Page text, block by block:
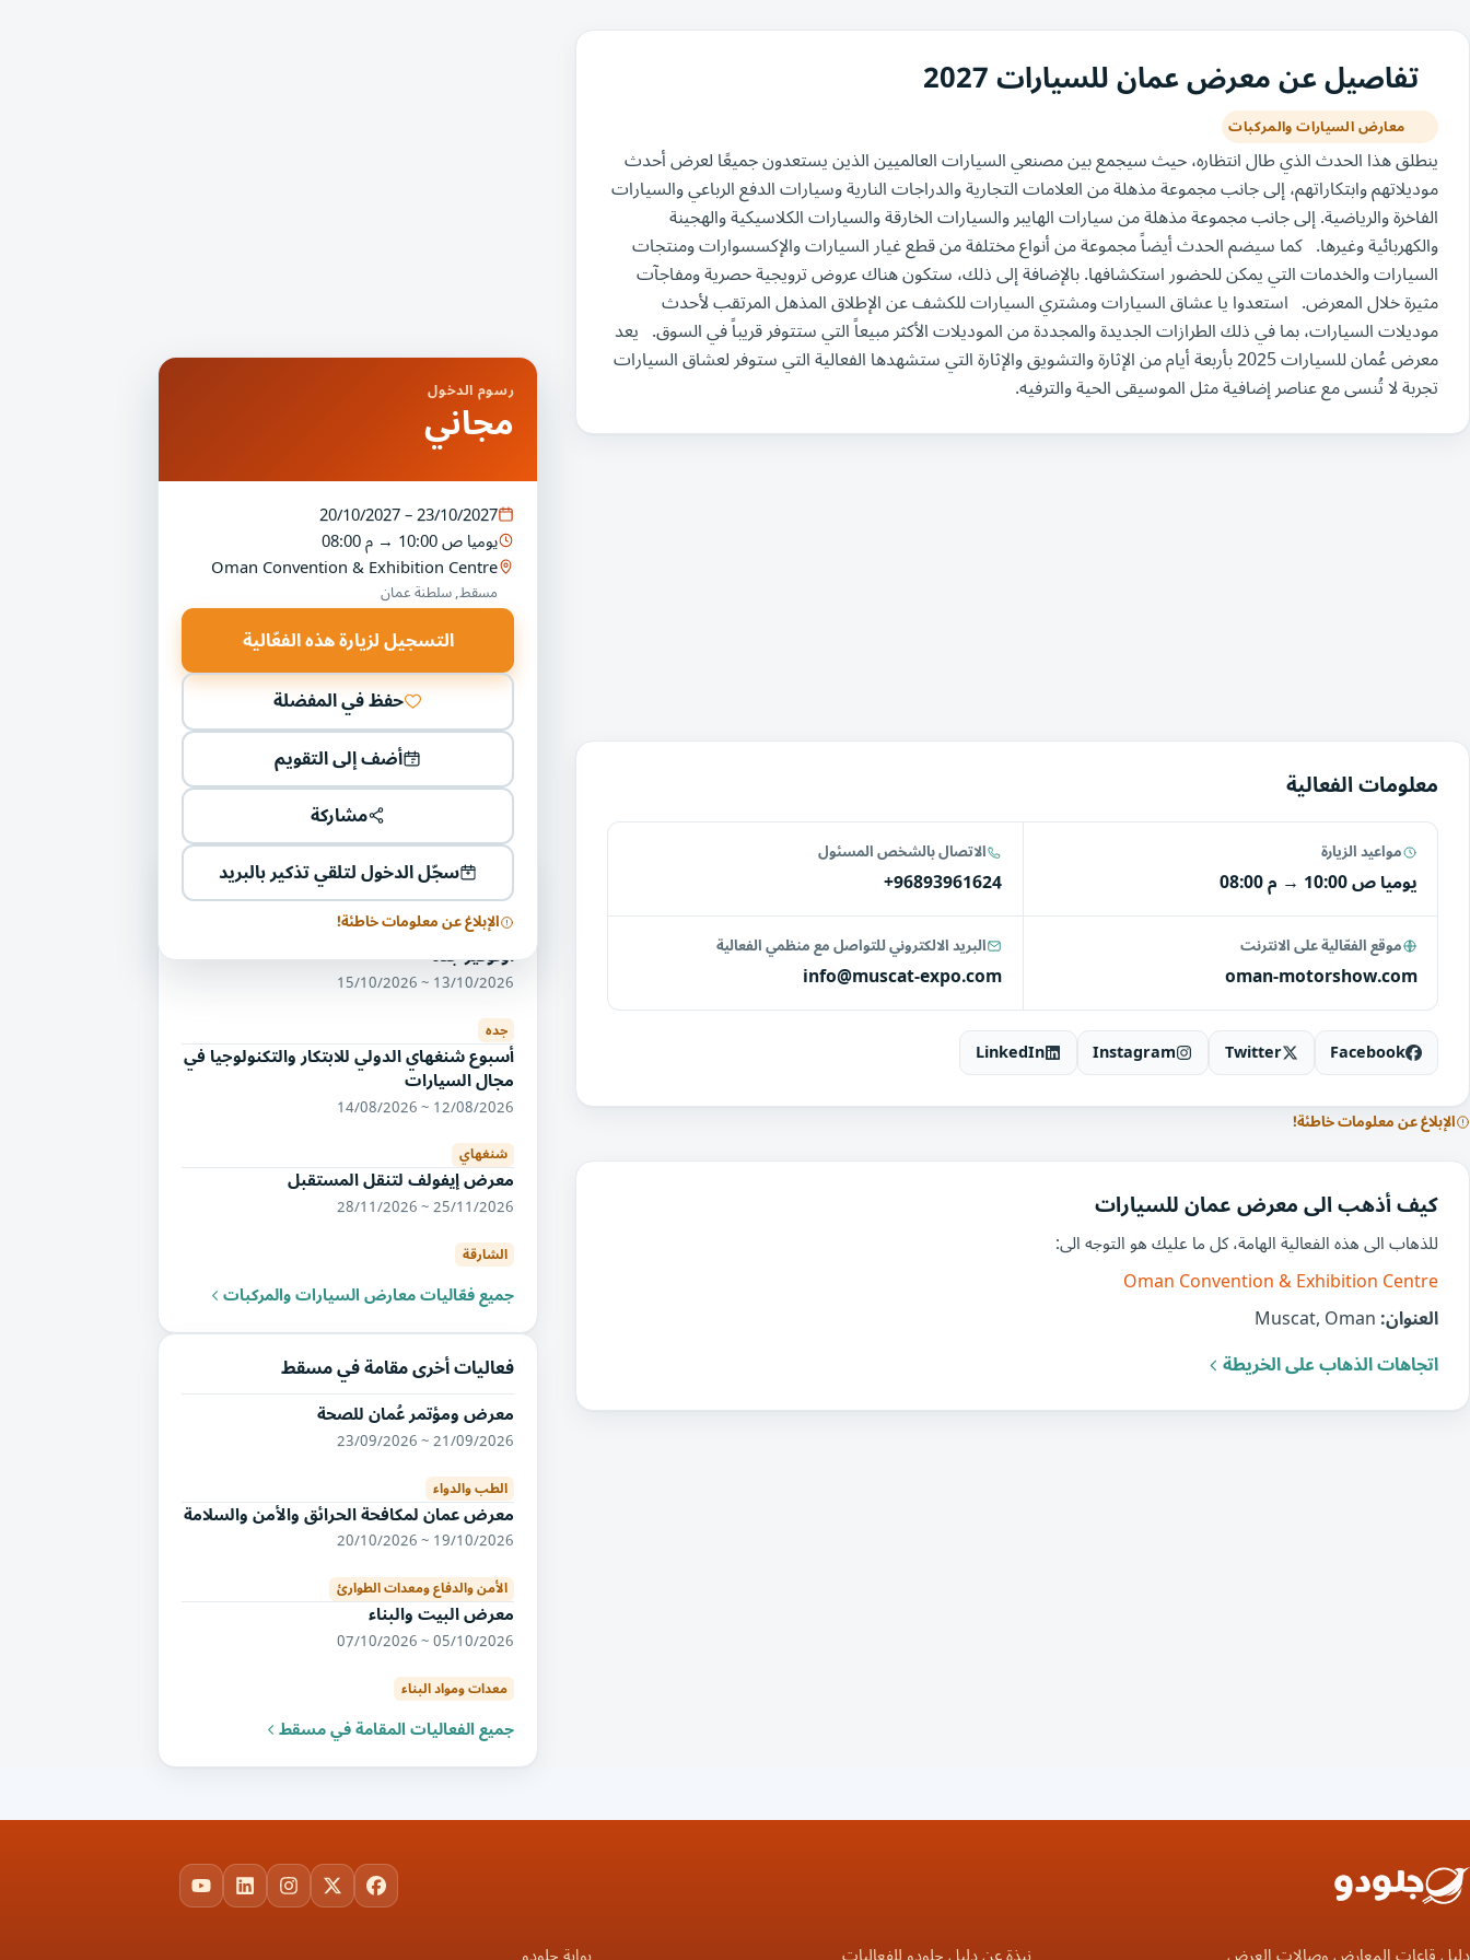
تفاصيل عن معرض عمان للسيارات 2027
معارض السيارات والمركبات
ينطلق هذا الحدث الذي طال انتظاره، حيث سيجمع بين مصنعي السيارات العالميين الذين يستعدون جميعًا لعرض أحدث
موديلاتهم وابتكاراتهم، إلى جانب مجموعة مذهلة من العلامات التجارية والدراجات النارية وسيارات الدفع الرباعي والسيارات
الفاخرة والرياضية. إلى جانب مجموعة مذهلة من سيارات الهايبر والسيارات الخارقة والسيارات الكلاسيكية والهجينة
والكهربائية وغيرها. كما سيضم الحدث أيضاً مجموعة من أنواع مختلفة من قطع غيار السيارات والإكسسوارات ومنتجات
السيارات والخدمات التي يمكن للحضور استكشافها. بالإضافة إلى ذلك، ستكون هناك عروض ترويجية حصرية ومفاجآت
مثيرة خلال المعرض. استعدوا يا عشاق السيارات ومشتري السيارات للكشف عن الإطلاق المذهل المرتقب لأحدث
موديلات السيارات، بما في ذلك الطرازات الجديدة والمجددة من الموديلات الأكثر مبيعاً التي ستتوفر قريباً في السوق. يعد
معرض عُمان للسيارات 2025 بأربعة أيام من الإثارة والتشويق والإثارة التي ستشهدها الفعالية التي ستوفر لعشاق السيارات
تجربة لا تُنسى مع عناصر إضافية مثل الموسيقى الحية والترفيه.
معلومات الفعالية
مواعيد الزيارة
يوميا10:00 ص → 08:00 م
الاتصال بالشخص المسئول
+96893961624
موقع الفعّالية على الانترنت
oman-motorshow.com
البريد الالكتروني للتواصل مع منظمي الفعالية
info@muscat-expo.com
Facebook
Twitter
Instagram
LinkedIn
الإبلاغ عن معلومات خاطئة!
كيف أذهب الى معرض عمان للسيارات
للذهاب الى هذه الفعالية الهامة، كل ما عليك هو التوجه الى:
Oman Convention & Exhibition Centre
العنوان:
اتجاهات الذهاب على الخريطة
رسوم الدخول
مجاني
20/10/2027 – 23/10/2027
يوميا10:00 ص →08:00 م
Oman Convention & Exhibition Centre
مسقط, سلطنة عمان
التسجيل لزيارة هذه الفعّالية
حفظ في المفضلة
أضف إلى التقويم
مشاركة
سجّل الدخول لتلقي تذكير بالبريد
الإبلاغ عن معلومات خاطئة!
فعاليات أخرى في مجال معارض السيارات
والمركبات
أوتوكير جدة
13/10/2026 ~ 15/10/2026
جده
أسبوع شنغهاي الدولي للابتكار والتكنولوجيا في
مجال السيارات
12/08/2026 ~ 14/08/2026
شنغهاي
معرض إيفولف لتنقل المستقبل
25/11/2026 ~ 28/11/2026
الشارقة
جميع فعّاليات معارض السيارات والمركبات
فعاليات أخرى مقامة في مسقط
معرض ومؤتمر عُمان للصحة
21/09/2026 ~ 23/09/2026
الطب والدواء
معرض عمان لمكافحة الحرائق والأمن والسلامة
19/10/2026 ~ 20/10/2026
الأمن والدفاع ومعدات الطوارئ
معرض البيت والبناء
05/10/2026 ~ 07/10/2026
معدات ومواد البناء
جميع الفعاليات المقامة في مسقط
Facebook
X
Instagram
LinkedIn
YouTube